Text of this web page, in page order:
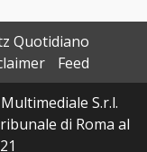
Quotidiano
Feed
S.r.l.
di Roma al